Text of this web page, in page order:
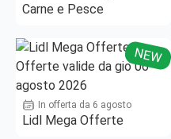
Carne e Pesce
NEW
In offerta da 6 agosto
Lidl Mega Offerte